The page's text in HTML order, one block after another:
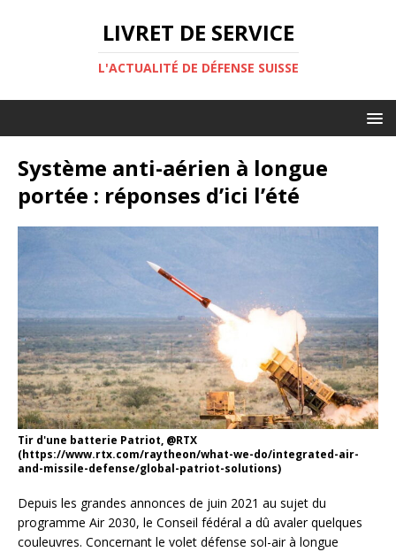
LIVRET DE SERVICE
L'ACTUALITÉ DE DÉFENSE SUISSE
Système anti-aérien à longue
portée : réponses d’ici l’été
Tir d'une batterie Patriot, @RTX
(https://www.rtx.com/raytheon/what-we-do/integrated-air-
and-missile-defense/global-patriot-solutions)
Depuis les grandes annonces de juin 2021 au sujet du
programme Air 2030, le Conseil fédéral a dû avaler quelques
couleuvres. Concernant le volet défense sol-air à longue